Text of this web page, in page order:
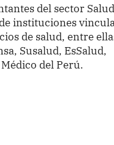
del sector
instituciones
de salud, entre
Susalud, EsSalud,
del Perú.